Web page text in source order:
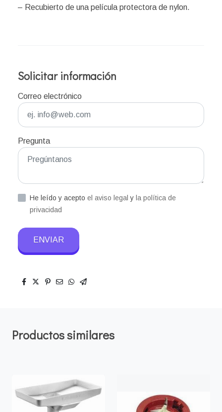
– Recubierto de una película protectora de nylon.
Solicitar información
Correo electrónico
Pregunta
He leído y acepto el aviso legaly la política de
privacidad
ENVIAR
Productos similares